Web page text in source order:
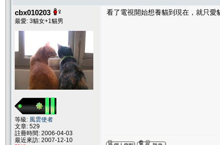
cbx010203
最愛: 3貓女+1貓男
等級: 風雲使者
文章: 529
註冊時間: 2006-04-03
最近來訪: 2007-12-10
看了電視開始想養貓到現在，就只愛